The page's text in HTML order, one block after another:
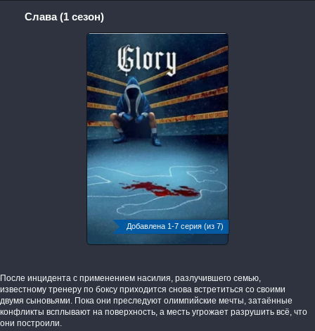
Слава (1 сезон)
Добавлена 1-7 серия (из 7)
После инцидента с применением насилия, разлучившего семью,
известному тренеру по боксу приходится снова встретиться со своими
двумя сыновьями. Пока они преследуют олимпийские мечты, затаённые
конфликты всплывают на поверхность, а месть угрожает разрушить всё, что
они построили.